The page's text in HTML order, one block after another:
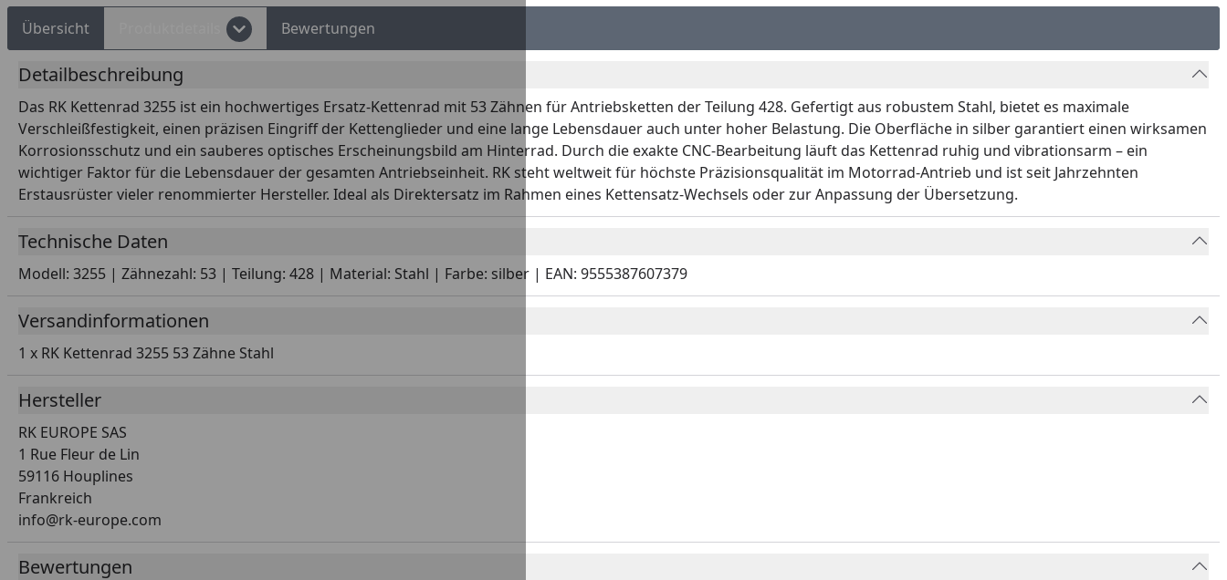
Übersicht Bewertungen
Detailbeschreibung
Das RK Kettenrad 3255 ist ein hochwertiges Ersatz-Kettenrad mit 53 Zähnen für Antriebsketten der Teilung 428. Gefertigt aus robustem Stahl, bietet es maximale
Verschleißfestigkeit, einen präzisen Eingriff der Kettenglieder und eine lange Lebensdauer auch unter hoher Belastung. Die Oberfläche in silber garantiert einen wirksamen
Korrosionsschutz und ein sauberes optisches Erscheinungsbild am Hinterrad. Durch die exakte CNC-Bearbeitung läuft das Kettenrad ruhig und vibrationsarm – ein
wichtiger Faktor für die Lebensdauer der gesamten Antriebseinheit. RK steht weltweit für höchste Präzisionsqualität im Motorrad-Antrieb und ist seit Jahrzehnten
Erstausrüster vieler renommierter Hersteller. Ideal als Direktersatz im Rahmen eines Kettensatz-Wechsels oder zur Anpassung der Übersetzung.
Technische Daten
Modell: 3255 | Zähnezahl: 53 | Teilung: 428 | Material: Stahl | Farbe: silber | EAN: 9555387607379
Versandinformationen
1 x RK Kettenrad 3255 53 Zähne Stahl
Hersteller
RK EUROPE SAS
1 Rue Fleur de Lin
59116 Houplines
Frankreich
info@rk-europe.com
Bewertungen